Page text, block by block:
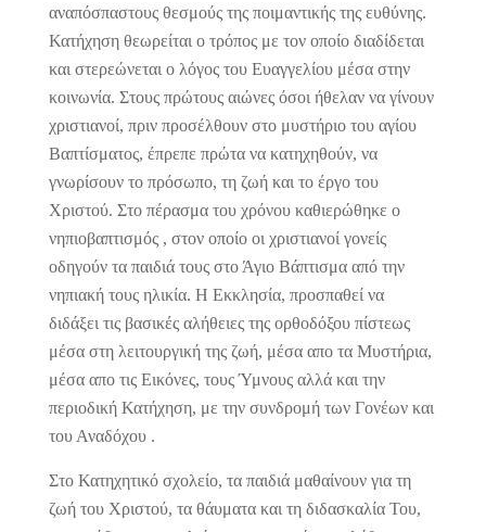
αναπόσπαστους θεσμούς της ποιμαντικής της ευθύνης.
Κατήχηση θεωρείται ο τρόπος με τον οποίο διαδίδεται
και στερεώνεται ο λόγος του Ευαγγελίου μέσα στην
κοινωνία. Στους πρώτους αιώνες όσοι ήθελαν να γίνουν
χριστιανοί, πριν προσέλθουν στο μυστήριο του αγίου
Βαπτίσματος, έπρεπε πρώτα να κατηχηθούν, να
γνωρίσουν το πρόσωπο, τη ζωή και το έργο του
Χριστού. Στο πέρασμα του χρόνου καθιερώθηκε ο
νηπιοβαπτισμός , στον οποίο οι χριστιανοί γονείς
οδηγούν τα παιδιά τους στο Άγιο Βάπτισμα από την
νηπιακή τους ηλικία. Η Εκκλησία, προσπαθεί να
διδάξει τις βασικές αλήθειες της ορθοδόξου πίστεως
μέσα στη λειτουργική της ζωή, μέσα απο τα Μυστήρια,
μέσα απο τις Εικόνες, τους Ύμνους αλλά και την
περιοδική Κατήχηση, με την συνδρομή των Γονέων και
του Αναδόχου .
Στο Κατηχητικό σχολείο, τα παιδιά μαθαίνουν για τη
ζωή του Χριστού, τα θάυματα και τη διδασκαλία Του,